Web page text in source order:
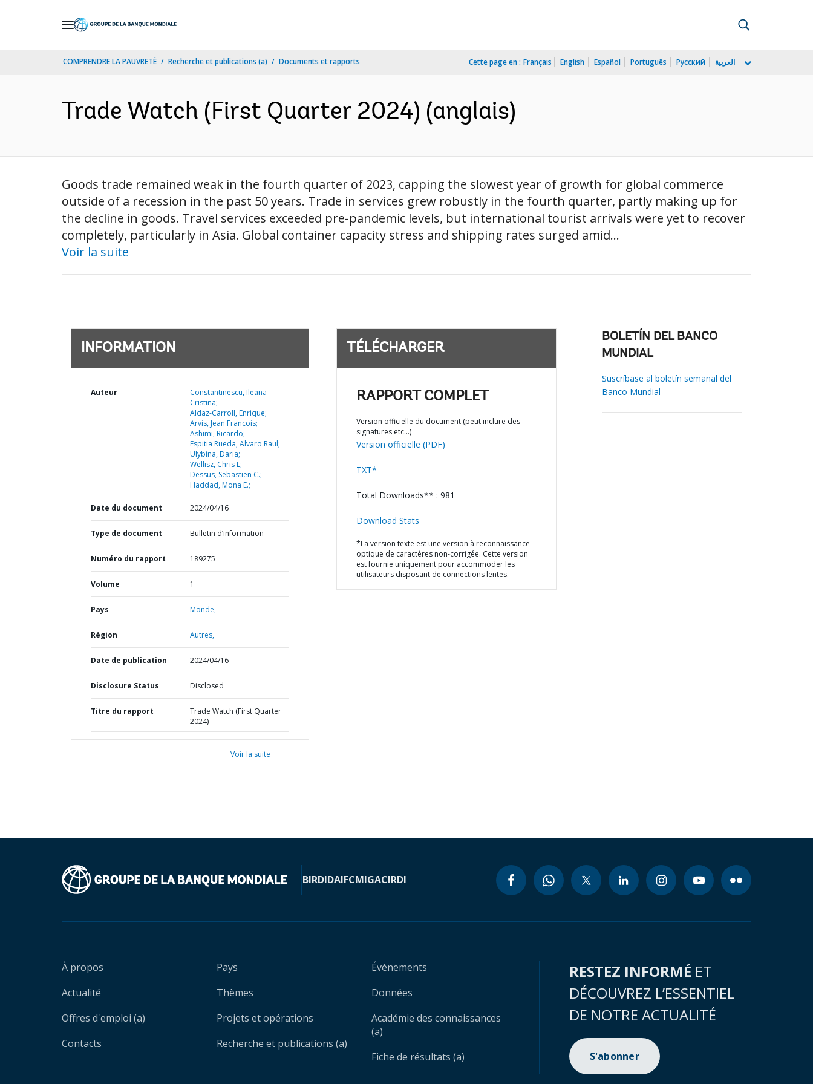
COMPRENDRE LA PAUVRETÉ Recherche et publications (a) Documents et rapports Cette page en : Français English Español Português Русский العربية
Trade Watch (First Quarter 2024) (anglais)
Goods trade remained weak in the fourth quarter of 2023, capping the slowest year of growth for global commerce
outside of a recession in the past 50 years. Trade in services grew robustly in the fourth quarter, partly making up for
the decline in goods. Travel services exceeded pre-pandemic levels, but international tourist arrivals were yet to recover
completely, particularly in Asia. Global container capacity stress and shipping rates surged amid...
Voir la suite
INFORMATION
Auteur
Constantinescu, Ileana
Cristina;
Aldaz-Carroll, Enrique;
Arvis, Jean Francois;
Ashimi, Ricardo;
Espitia Rueda, Alvaro Raul;
Ulybina, Daria;
Wellisz, Chris L;
Dessus, Sebastien C.;
Haddad, Mona E.;
Date du document 2024/04/16
Type de document Bulletin d’information
Numéro du rapport 189275
Volume 1
Pays Monde,
Région Autres,
Date de publication 2024/04/16
Disclosure Status Disclosed
Titre du rapport
Trade Watch (First Quarter
2024)
Voir la suite
TÉLÉCHARGER
RAPPORT COMPLET
Version officielle du document (peut inclure des
signatures etc…)
Version officielle (PDF)
TXT*
Total Downloads** : 981
Download Stats
*La version texte est une version à reconnaissance
optique de caractères non-corrigée. Cette version
est fournie uniquement pour accommoder les
utilisateurs disposant de connections lentes.
BOLETÍN DEL BANCO
MUNDIAL
Suscríbase al boletín semanal del
Banco Mundial
BIRDIDAIFCMIGACIRDI
À propos
Actualité
Offres d'emploi (a)
Contacts
Pays
Thèmes
Projets et opérations
Recherche et publications (a)
Évènements
Données
Académie des connaissances
(a)
Fiche de résultats (a)
RESTEZ INFORMÉ ET
DÉCOUVREZ L’ESSENTIEL
DE NOTRE ACTUALITÉ
S'abonner